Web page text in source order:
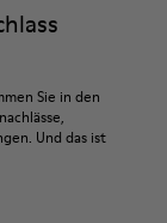
Sie in den
Und das ist